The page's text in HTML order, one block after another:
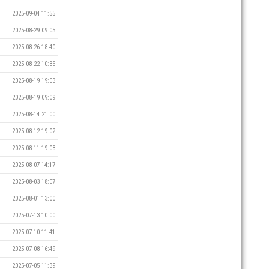
2025-09-04 11:55
2025-08-29 09:05
2025-08-26 18:40
2025-08-22 10:35
2025-08-19 19:03
2025-08-19 09:09
2025-08-14 21:00
2025-08-12 19:02
2025-08-11 19:03
2025-08-07 14:17
2025-08-03 18:07
2025-08-01 13:00
2025-07-13 10:00
2025-07-10 11:41
2025-07-08 16:49
2025-07-05 11:39